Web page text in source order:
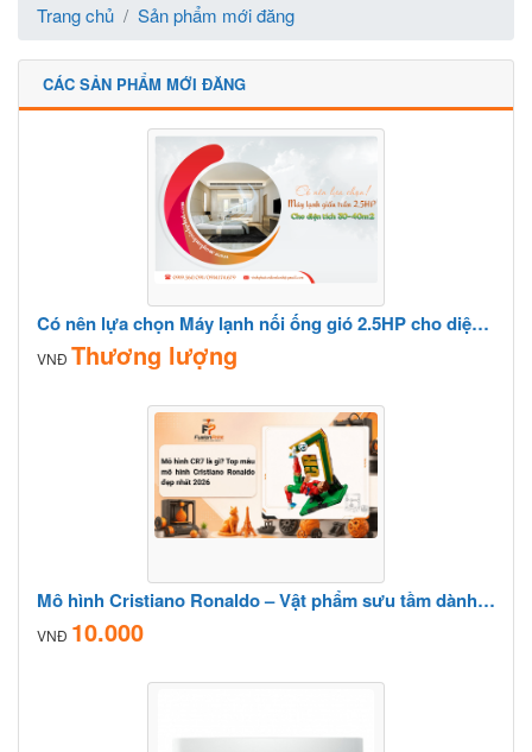
Trang chủ Sản phẩm mới đăng
CÁC SẢN PHẨM MỚI ĐĂNG
Có nên lựa chọn Máy lạnh nối ống gió 2.5HP cho diện tích 30-40m²
VNĐ Thương lượng
Mô hình Cristiano Ronaldo – Vật phẩm sưu tầm dành cho người hâm mộ CR7
VNĐ 10.000